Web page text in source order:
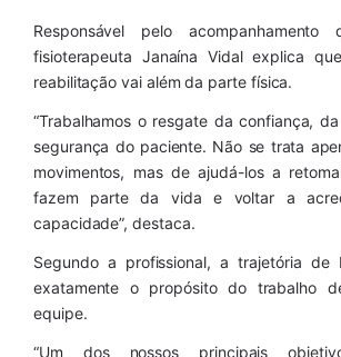
Responsável pelo
fisioterapeuta Janaína Vidal explica
reabilitação vai além da parte física.
“Trabalhamos o resgate da confiança,
segurança do paciente. Não se trata
movimentos, mas de ajudá-los a
fazem parte da vida e voltar a
capacidade”, destaca.
Segundo a profissional, a trajetória de
exatamente o propósito do trabalho
equipe.
“Um dos nossos principais